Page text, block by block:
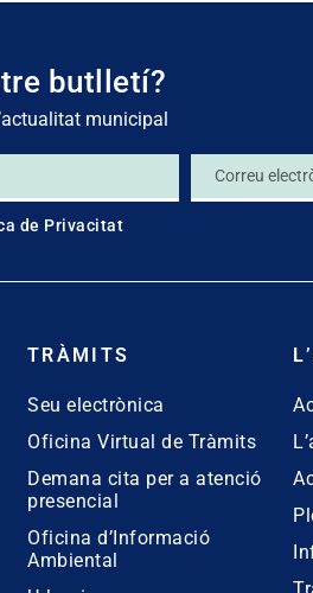
butlletí?
municipal
de Privacitat
TRÀMITS
Seu electrònica
Oficina Virtual de Tràmits
Demana cita per a atenció
presencial
Oficina d’Informació
Ambiental